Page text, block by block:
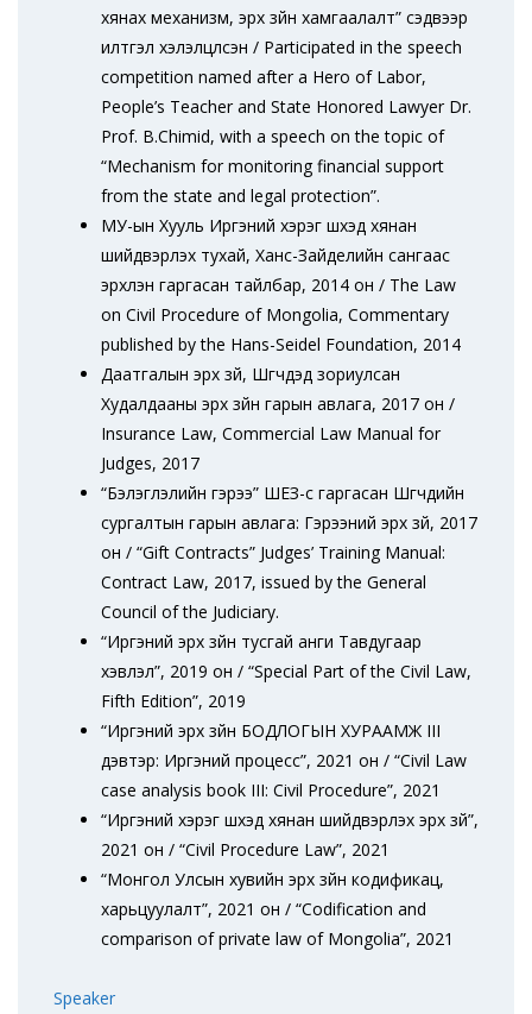
хянах механизм, эрх зүйн хамгаалалт” сэдвээр
илтгэл хэлэлцүүлсэн / Participated in the speech
competition named after a Hero of Labor,
People’s Teacher and State Honored Lawyer Dr.
Prof. B.Chimid, with a speech on the topic of
“Mechanism for monitoring financial support
from the state and legal protection”.
МУ-ын Хууль Иргэний хэрэг шүүхэд хянан
шийдвэрлэх тухай, Ханс-Зайделийн сангаас
эрхлэн гаргасан тайлбар, 2014 он / The Law
on Civil Procedure of Mongolia, Commentary
published by the Hans-Seidel Foundation, 2014
Даатгалын эрх зүй, Шүүгчдэд зориулсан
Худалдааны эрх зүйн гарын авлага, 2017 он /
Insurance Law, Commercial Law Manual for
Judges, 2017
“Бэлэглэлийн гэрээ” ШЕЗ-с гаргасан Шүүгчдийн
сургалтын гарын авлага: Гэрээний эрх зүй, 2017
он / “Gift Contracts” Judges’ Training Manual:
Contract Law, 2017, issued by the General
Council of the Judiciary.
“Иргэний эрх зүйн тусгай анги Тавдугаар
хэвлэл”, 2019 он / “Special Part of the Civil Law,
Fifth Edition”, 2019
“Иргэний эрх зүйн БОДЛОГЫН ХУРААМЖ III
дэвтэр: Иргэний процесс”, 2021 он / “Civil Law
case analysis book III: Civil Procedure”, 2021
“Иргэний хэрэг шүүхэд хянан шийдвэрлэх эрх зүй”,
2021 он / “Civil Procedure Law”, 2021
“Монгол Улсын хувийн эрх зүйн кодификац,
харьцуулалт”, 2021 он / “Codification and
comparison of private law of Mongolia”, 2021
Speaker